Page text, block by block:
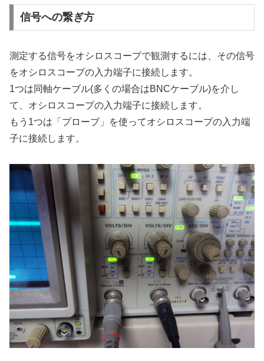
信号への繋ぎ方
測定する信号をオシロスコープで観測するには、その信号
をオシロスコープの入力端子に接続します。
1つは同軸ケーブル(多くの場合はBNCケーブル)を介し
て、オシロスコープの入力端子に接続します。
もう1つは「プローブ」を使ってオシロスコープの入力端
子に接続します。